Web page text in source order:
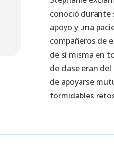
conoció durante
apoyo y una
compañeros de
de sí misma en
de clase eran
de apoyarse
formidables